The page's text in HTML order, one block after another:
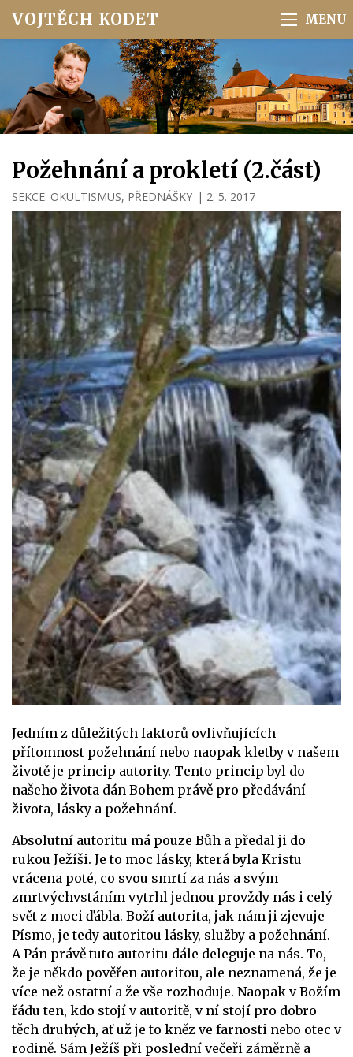
VOJTĚCH KODET
Požehnání a prokletí (2.část)
SEKCE: OKULTISMUS, PŘEDNÁŠKY | 2. 5. 2017
Jedním z důležitých faktorů ovlivňujících
přítomnost požehnání nebo naopak kletby v našem
životě je princip autority. Tento princip byl do
našeho života dán Bohem právě pro předávání
života, lásky a požehnání.
Absolutní autoritu má pouze Bůh a předal ji do
rukou Ježíši. Je to moc lásky, která byla Kristu
vrácena poté, co svou smrtí za nás a svým
zmrtvýchvstáním vytrhl jednou provždy nás i celý
svět z moci ďábla. Boží autorita, jak nám ji zjevuje
Písmo, je tedy autoritou lásky, služby a požehnání.
A Pán právě tuto autoritu dále deleguje na nás. To,
že je někdo pověřen autoritou, ale neznamená, že je
více než ostatní a že vše rozhoduje. Naopak v Božím
řádu ten, kdo stojí v autoritě, v ní stojí pro dobro
těch druhých, ať už je to kněz ve farnosti nebo otec v
rodině. Sám Ježíš při poslední večeři záměrně a